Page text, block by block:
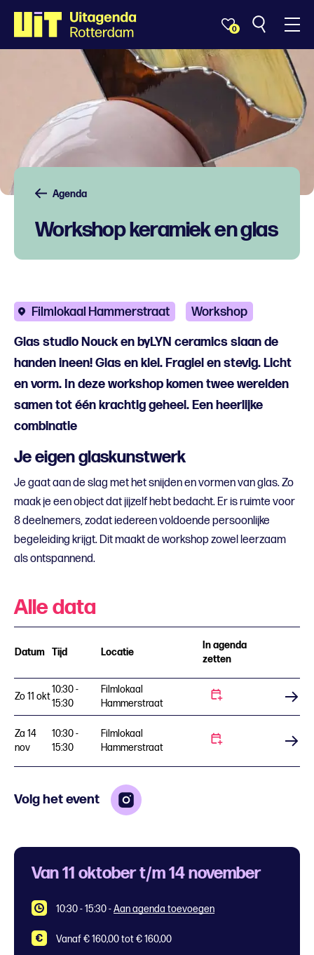
0
Agenda
Workshop keramiek en glas
Filmlokaal Hammerstraat Workshop
Glas studio Nouck en byLYN ceramics slaan de
handen ineen! Glas en klei. Fragiel en stevig. Licht
en vorm. In deze workshop komen twee werelden
samen tot één krachtig geheel. Een heerlijke
combinatie
Je eigen glaskunstwerk
Je gaat aan de slag met het snijden en vormen van glas. Zo
maak je een object dat jijzelf hebt bedacht. Er is ruimte voor
8 deelnemers, zodat iedereen voldoende persoonlijke
begeleiding krijgt. Dit maakt de workshop zowel leerzaam
als ontspannend.
Alle data
Datum Tijd Locatie
In agenda
zetten
Zo 11 okt
10:30 -
15:30
Filmlokaal
Hammerstraat
Koop tickets
Za 14
nov
10:30 -
15:30
Filmlokaal
Hammerstraat
Koop tickets
Volg het event
Van 11 oktober t/m 14 november
10:30 - 15:30-Aan agenda toevoegen
Vanaf € 160,00 tot € 160,00